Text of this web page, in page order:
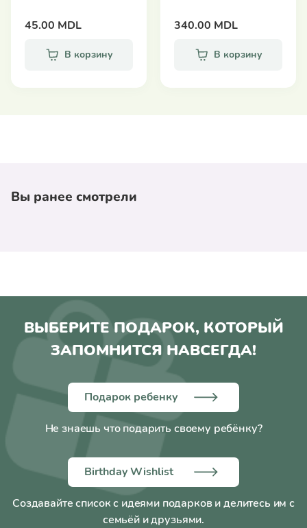
45.00 MDL
В корзину
340.00 MDL
В корзину
Вы ранее смотрели
ВЫБЕРИТЕ ПОДАРОК, КОТОРЫЙ
ЗАПОМНИТСЯ НАВСЕГДА!
Подарок ребенку
Не знаешь что подарить своему ребёнку?
Birthday Wishlist
Создавайте список с идеями подарков и делитесь им с
семьёй и друзьями.